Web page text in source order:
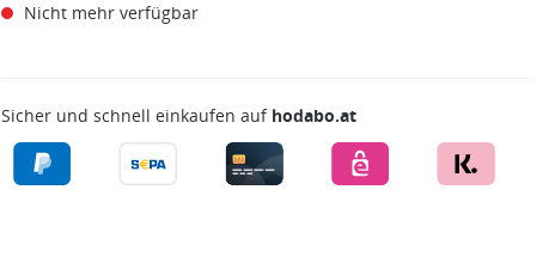
Nicht mehr verfügbar
Sicher und schnell einkaufen auf hodabo.at